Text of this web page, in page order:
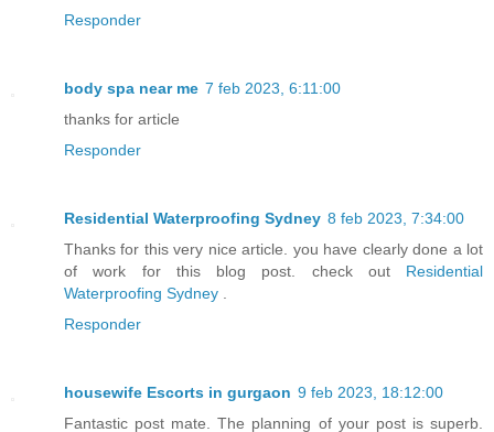
Responder
body spa near me 7 feb 2023, 6:11:00
thanks for article
Responder
Residential Waterproofing Sydney 8 feb 2023, 7:34:00
Thanks for this very nice article. you have clearly done a lot
of work for this blog post. check out Residential
Waterproofing Sydney .
Responder
housewife Escorts in gurgaon 9 feb 2023, 18:12:00
Fantastic post mate. The planning of your post is superb.